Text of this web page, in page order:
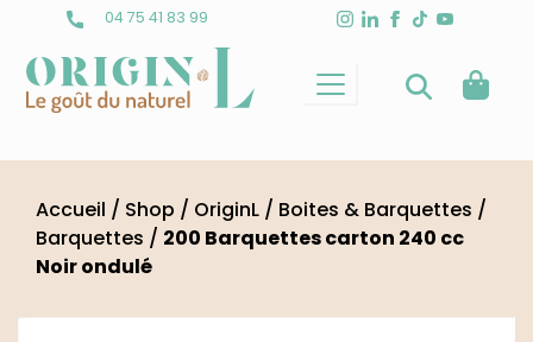
content
04 75 41 83 99
Accueil / Shop / OriginL / Boites & Barquettes /
Barquettes / 200 Barquettes carton 240 cc
Noir ondulé